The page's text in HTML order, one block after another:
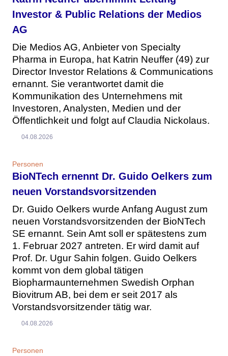
Investor & Public Relations der Medios
AG
Die Medios AG, Anbieter von Specialty
Pharma in Europa, hat Katrin Neuffer (49) zur
Director Investor Relations & Communications
ernannt. Sie verantwortet damit die
Kommunikation des Unternehmens mit
Investoren, Analysten, Medien und der
Öffentlichkeit und folgt auf Claudia Nickolaus.
04.08.2026
Personen
BioNTech ernennt Dr. Guido Oelkers zum
neuen Vorstandsvorsitzenden
Dr. Guido Oelkers wurde Anfang August zum
neuen Vorstandsvorsitzenden der BioNTech
SE ernannt. Sein Amt soll er spätestens zum
1. Februar 2027 antreten. Er wird damit auf
Prof. Dr. Ugur Sahin folgen. Guido Oelkers
kommt von dem global tätigen
Biopharmaunternehmen Swedish Orphan
Biovitrum AB, bei dem er seit 2017 als
Vorstandsvorsitzender tätig war.
04.08.2026
Personen